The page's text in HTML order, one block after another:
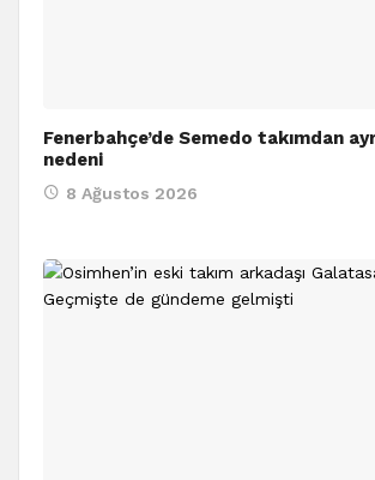
Fenerbahçe’de Semedo takımdan
nedeni
8 Ağustos 2026